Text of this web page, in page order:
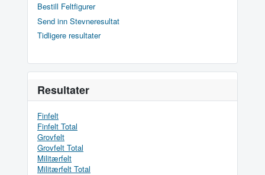
Bestill Feltfigurer
Send inn Stevneresultat
Tidligere resultater
Resultater
Finfelt
Finfelt Total
Grovfelt
Grovfelt Total
Militærfelt
Militærfelt Total